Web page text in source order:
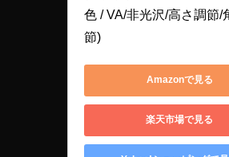
色 / VA/非光沢/高さ調節/
節)
Amazonで見る
楽天市場で見る